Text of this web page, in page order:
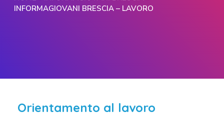
INFORMAGIOVANI BRESCIA – LAVORO
Orientamento al lavoro